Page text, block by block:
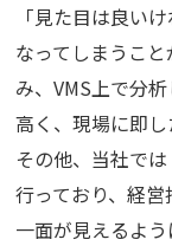
「見た目は良い
なってしまうこ
み、VMS上で分
高く、現場に即し
その他、当社で
行っており、経
一面が見えるよう